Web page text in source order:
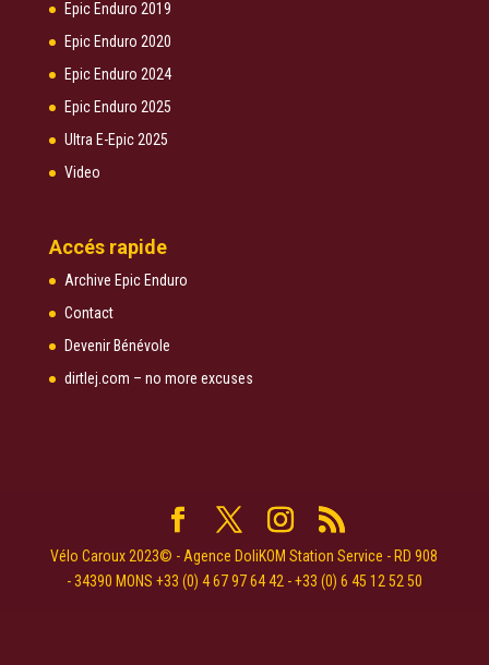
Epic Enduro 2019
Epic Enduro 2020
Epic Enduro 2024
Epic Enduro 2025
Ultra E-Epic 2025
Video
Accés rapide
Archive Epic Enduro
Contact
Devenir Bénévole
dirtlej.com – no more excuses
Vélo Caroux 2023© - Agence DoliKOM Station Service - RD 908
- 34390 MONS +33 (0) 4 67 97 64 42 - +33 (0) 6 45 12 52 50